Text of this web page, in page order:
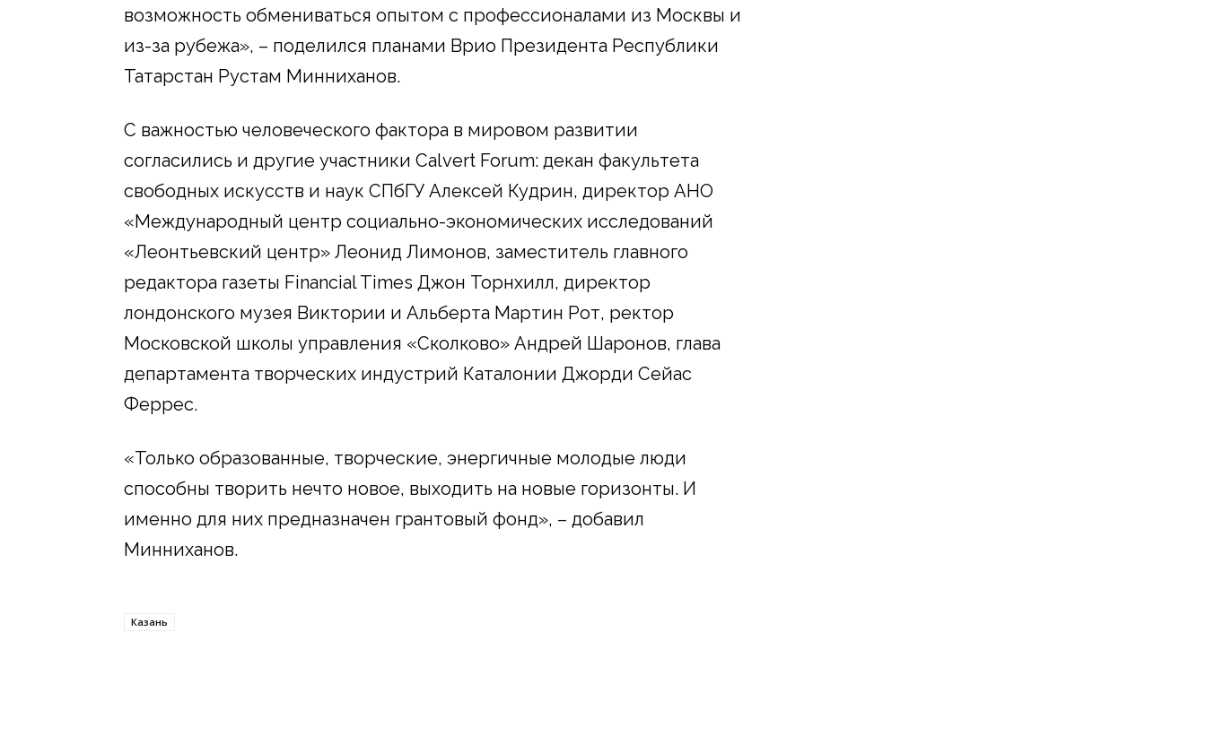
возможность обмениваться опытом с профессионалами из Москвы и
из-за рубежа», – поделился планами Врио Президента Республики
Татарстан Рустам Минниханов.
С важностью человеческого фактора в мировом развитии
согласились и другие участники Calvert Forum: декан факультета
свободных искусств и наук СПбГУ Алексей Кудрин, директор АНО
«Международный центр социально-экономических исследований
«Леонтьевский центр» Леонид Лимонов, заместитель главного
редактора газеты Financial Times Джон Торнхилл, директор
лондонского музея Виктории и Альберта Мартин Рот, ректор
Московской школы управления «Сколково» Андрей Шаронов, глава
департамента творческих индустрий Каталонии Джорди Сейас
Феррес.
«Только образованные, творческие, энергичные молодые люди
способны творить нечто новое, выходить на новые горизонты. И
именно для них предназначен грантовый фонд», – добавил
Минниханов.
Казань